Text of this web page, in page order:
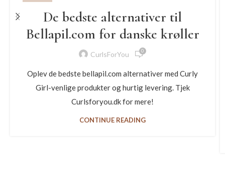
De bedste alternativer til
Bellapil.com for danske krøller
CurlsForYou 0
Oplev de bedste bellapil.com alternativer med Curly
Girl-venlige produkter og hurtig levering. Tjek
Curlsforyou.dk for mere!
CONTINUE READING